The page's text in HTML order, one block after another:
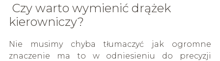
Czy warto wymienić drążek
kierowniczy?
Nie musimy chyba tłumaczyć jak ogromne
znaczenie ma to w odniesieniu do precyzji